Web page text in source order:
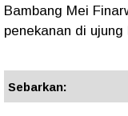
Bambang Mei
penekanan di ujung
Sebarkan: